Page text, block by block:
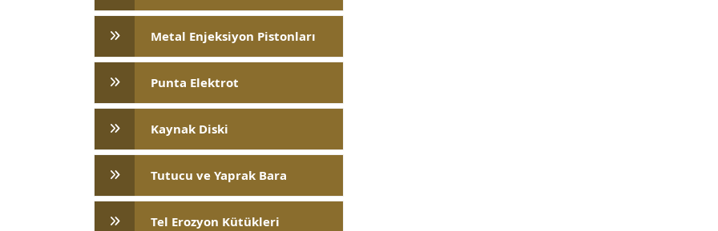
Metal Enjeksiyon Pistonları
Punta Elektrot
Kaynak Diski
Tutucu ve Yaprak Bara
Tel Erozyon Kütükleri